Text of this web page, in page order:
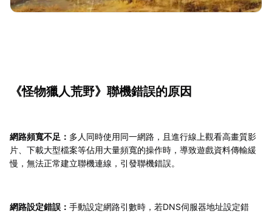
《怪物獵人荒野》聯機錯誤的原因
網路頻寬不足： 多人同時使用同一網路，且進行線上觀看高畫質影
片、下載大型檔案等佔用大量頻寬的操作時，導致遊戲資料傳輸緩
慢，無法正常建立聯機連線，引發聯機錯誤。
網路設定錯誤： 手動設定網路引數時，若DNS伺服器地址設定錯